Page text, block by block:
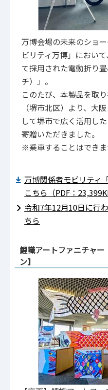
万博会場の未来のショ
ビリティ万博」におい
て採用された電動折り
チ）」。
このたび、本製品を取
（堺市北区）より、大
して堺市で広く活用し
寄贈いただきました。
※乗車することはでき
万博関係者モビリティ
こちら（PDF：
令和7年12月10日に行
ちら
鯉幟アートファニチャ
ン】